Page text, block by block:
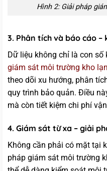
Hình 2: Giải pháp
3. Phân tích và báo cáo
Dữ liệu không chỉ là con
giám sát môi trường kho
theo dõi xu hướng, phân
quy trình bảo quản. Điều
mà còn tiết kiệm chi phí
4. Giám sát từ xa – giải
Không cần phải có mặt tại
pháp giám sát môi trường